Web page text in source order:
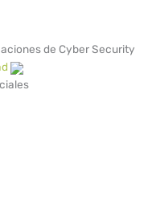
de Cyber Security